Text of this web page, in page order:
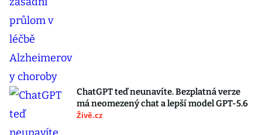
ChatGPT teď neunavíte. Bezplatná verze
má neomezený chat a lepší model GPT-5.6
Živě.cz